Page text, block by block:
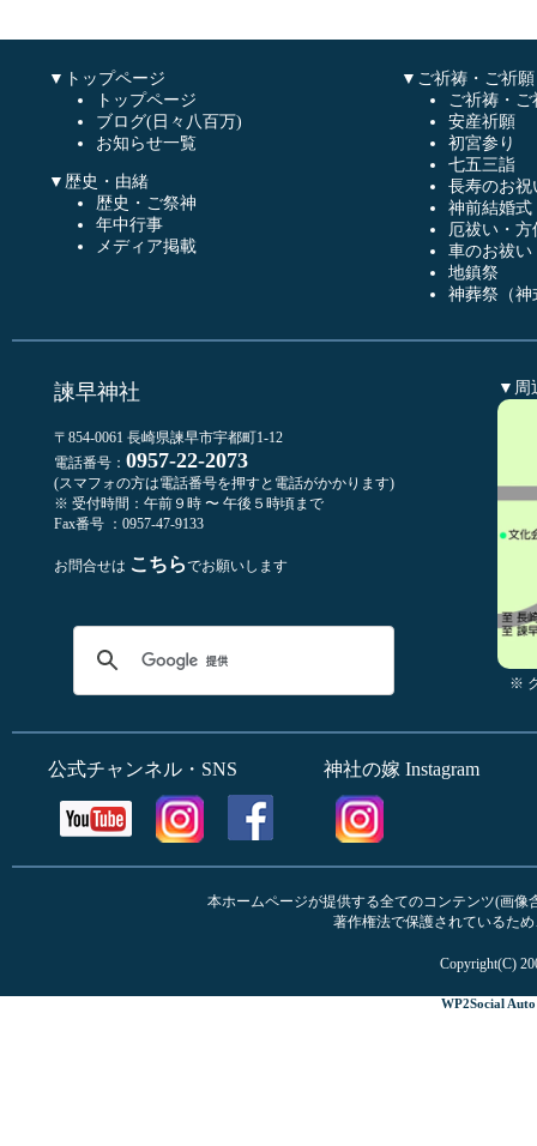
▼トップページ
トップページ
ブログ(日々八百万)
お知らせ一覧
▼歴史・由緒
歴史・ご祭神
年中行事
メディア掲載
▼ご祈祷・ご祈願
ご祈祷・
安産祈願
初宮参り
七五三詣
長寿のお祝
神前結婚式
厄祓い・方
車のお祓い
地鎮祭
神葬祭（神
諫早神社
〒854-0061 長崎県諫早市宇都町1-12
電話番号： 0957-22-2073
(スマフォの方は電話番号を押すと電話がかかります)
※ 受付時間：午前９時 〜 午後５時頃まで
Fax番号 ：0957-47-9133
お問合せは こちらでお願いします
▼周
※
公式チャンネル・SNS 神社の嫁 Instagram
本ホームページが提供する全てのコンテンツ(画
著作権法で保護されているた
Copyright(C)
WP2Social